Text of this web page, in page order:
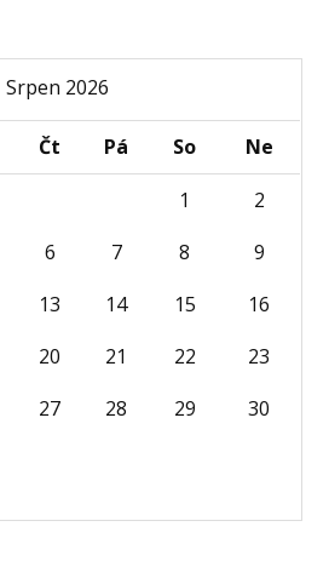
Srpen 2026
Čt Pá So
Ne
1
2
6 7 8
9
13 14 15
16
20 21 22
23
27 28 29
30